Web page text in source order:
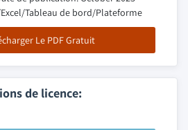
Tableau de bord/Plateforme
Le PDF Gratuit
de licence: